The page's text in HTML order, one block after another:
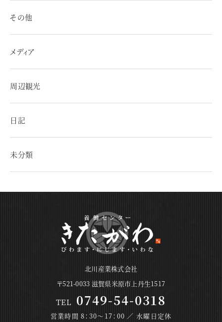
その他
メディア
周辺観光
日記
未分類
北川産業株式会社
〒521-0033 滋賀県米原市上丹生1517
TEL 0749-54-0318
営業時間 8：30～17：00 ／ 水曜日定休